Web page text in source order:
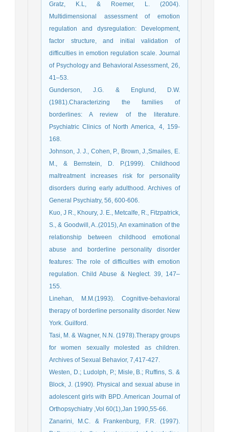
Gratz, K.L, & Roemer, L. (2004).
Multidimensional assessment of emotion
regulation and dysregulation: Development,
factor structure, and initial validation of
difficulties in emotion regulation scale. Journal
of Psychology and Behavioral Assessment, 26,
41–53.
Gunderson, J.G. & Englund, D.W.
(1981).Characterizing the families of
borderlines: A review of the literature.
Psychiatric Clinics of North America, 4, 159-
168.
Johnson, J. J., Cohen, P., Brown, J.,Smailes, E.
M., & Bernstein, D. P.(1999). Childhood
maltreatment increases risk for personality
disorders during early adulthood. Archives of
General Psychiatry, 56, 600-606.
Kuo, J R., Khoury, J. E., Metcalfe, R., Fitzpatrick,
S., & Goodwill, A..(2015), An examination of the
relationship between childhood emotional
abuse and borderline personality disorder
features: The role of difficulties with emotion
regulation. Child Abuse & Neglect. 39, 147–
155.
Linehan, M.M.(1993). Cognitive-behavioral
therapy of borderline personality disorder. New
York. Guilford.
Tasi, M. & Wagner, N.N. (1978).Therapy groups
for women sexually molested as children.
Archives of Sexual Behavior, 7,417-427.
Westen, D.; Ludolph, P.; Misle, B.; Ruffins, S. &
Block, J. (1990). Physical and sexual abuse in
adolescent girls with BPD. American Journal of
Orthopsychiatry ,Vol 60(1),Jan 1990,55-66.
Zanarini, M.C. & Frankenburg, F.R. (1997).